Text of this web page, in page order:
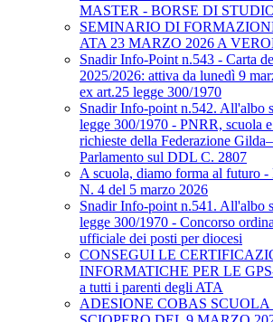
MASTER - BORSE DI
SEMINARIO DI
ATA 23 MARZO 2026 A
Snadir Info-Point n.543 - Carta
2025/2026: attiva da lunedì 9
ex art.25 legge 300/1970
Snadir Info-point n.542. All'albo
legge 300/1970 - PNRR, scuola
richieste della Federazione
Parlamento sul DDL C. 2807
A scuola, diamo forma al futuro -
N. 4 del 5 marzo 2026
Snadir Info-point n.541. All'albo
legge 300/1970 - Concorso
ufficiale dei posti per diocesi
CONSEGUI LE
INFORMATICHE PER LE
a tutti i parenti degli ATA
ADESIONE COBAS